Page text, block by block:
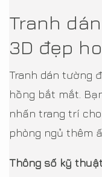
Tranh
3D đẹp
Tranh dán tường
hồng bắt mắt.
nhấn trang trí
phòng ngủ thêm
Thông số kỹ